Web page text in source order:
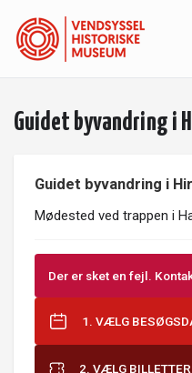
Guidet byvandring i
Guidet byvandring i
Mødested ved trappen i
Der er sket en fejl.
1. VÆLG
2. VÆLG BILLETTER